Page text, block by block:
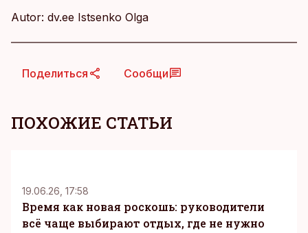
Autor: dv.ee Istsenko Olga
Поделиться Сообщи
ПОХОЖИЕ СТАТЬИ
19.06.26, 17:58
Время как новая роскошь: руководители
всё чаще выбирают отдых, где не нужно